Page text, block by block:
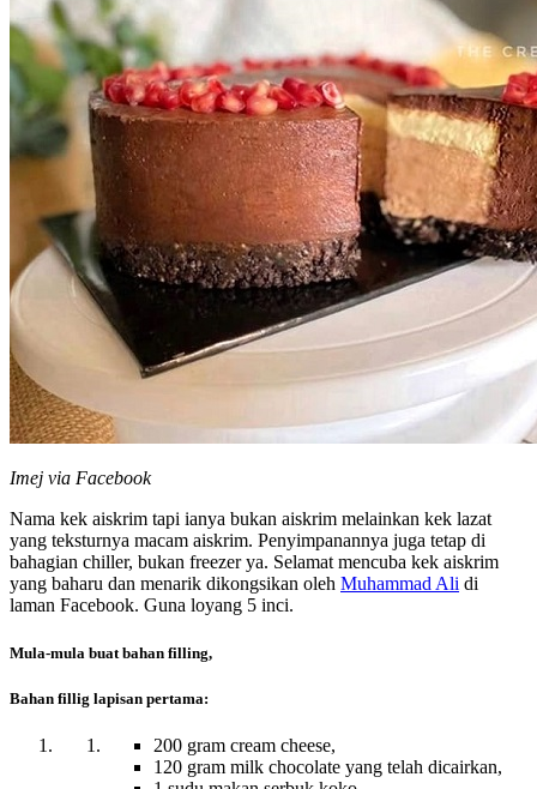
Imej via Facebook
Nama kek aiskrim tapi ianya bukan aiskrim melainkan kek lazat
yang teksturnya macam aiskrim. Penyimpanannya juga tetap di
bahagian chiller, bukan freezer ya. Selamat mencuba kek aiskrim
yang baharu dan menarik dikongsikan oleh Muhammad Ali di
laman Facebook. Guna loyang 5 inci.
Mula-mula buat bahan filling,
Bahan fillig lapisan pertama:
200 gram cream cheese,
120 gram milk chocolate yang telah dicairkan,